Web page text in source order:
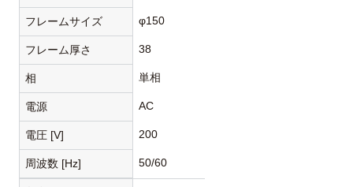
フレームサイズ φ150
フレーム厚さ 38
相 単相
電源 AC
電圧 [V] 200
周波数 [Hz] 50/60